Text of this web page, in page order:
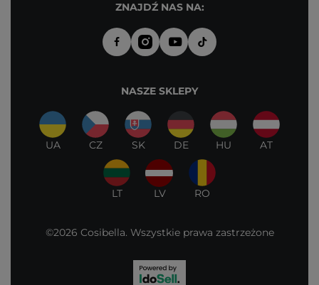
ZNAJDŹ NAS NA:
NASZE SKLEPY
UA CZ SK DE HU AT
LT LV RO
©2026 Cosibella. Wszystkie prawa zastrzeżone